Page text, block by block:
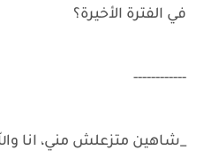
في الفترة الأخيرة؟
------------
_شاهين متزعلش مني، انا